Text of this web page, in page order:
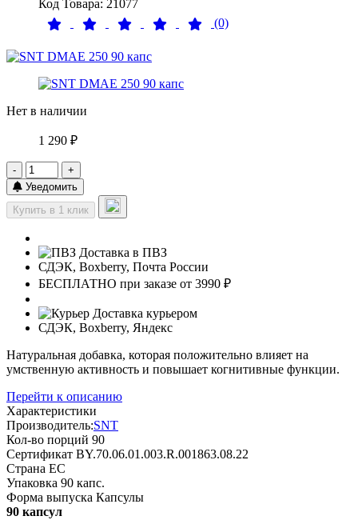
Код Товара: 21077
(0)
Нет в наличии
1 290 ₽
-
+
Уведомить
Купить в 1 клик
Доставка в ПВЗ
СДЭК, Boxberry, Почта России
БЕСПЛАТНО при заказе от 3990 ₽
Доставка курьером
СДЭК, Boxberry, Яндекс
Натуральная добавка, которая положительно влияет на
умственную активность и повышает когнитивные функции.
Перейти к описанию
Характеристики
Производитель:SNT
Кол-во порций 90
Сертификат BY.70.06.01.003.R.001863.08.22
Страна ЕС
Упаковка 90 капс.
Форма выпуска Капсулы
90 капсул